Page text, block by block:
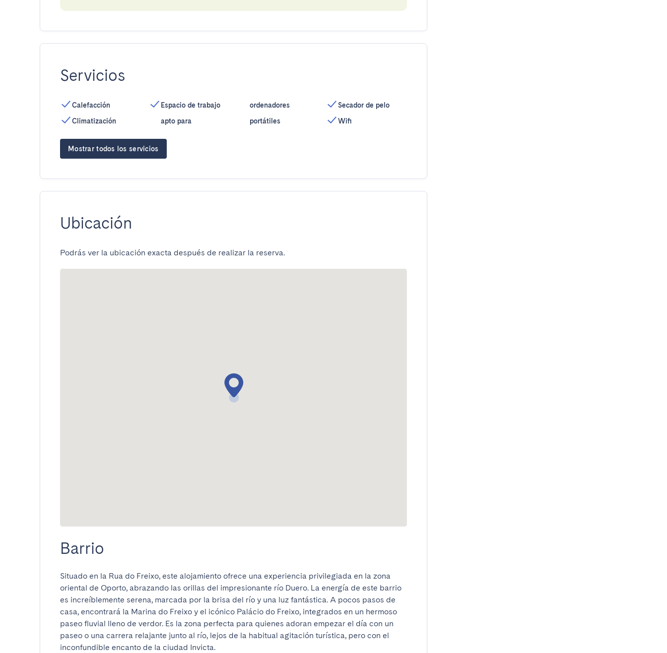
Servicios
Calefacción
Climatización
Espacio de trabajo
apto para
ordenadores
portátiles
Secador de pelo
Wifi
Mostrar todos los servicios
Ubicación
Podrás ver la ubicación exacta después de realizar la reserva.
Barrio
Situado en la Rua do Freixo, este alojamiento ofrece una experiencia privilegiada en la zona
oriental de Oporto, abrazando las orillas del impresionante río Duero. La energía de este barrio
es increíblemente serena, marcada por la brisa del río y una luz fantástica. A pocos pasos de
casa, encontrará la Marina do Freixo y el icónico Palácio do Freixo, integrados en un hermoso
paseo fluvial lleno de verdor. Es la zona perfecta para quienes adoran empezar el día con un
paseo o una carrera relajante junto al río, lejos de la habitual agitación turística, pero con el
inconfundible encanto de la ciudad Invicta.